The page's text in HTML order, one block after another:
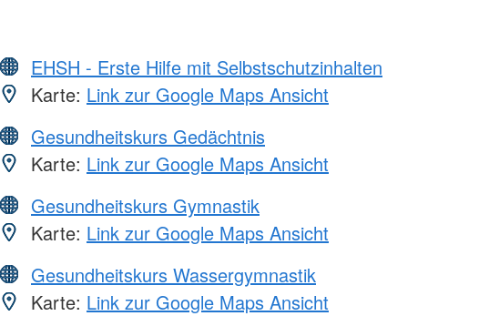
EHSH - Erste Hilfe mit Selbstschutzinhalten
Karte: Link zur Google Maps Ansicht
Gesundheitskurs Gedächtnis
Karte: Link zur Google Maps Ansicht
Gesundheitskurs Gymnastik
Karte: Link zur Google Maps Ansicht
Gesundheitskurs Wassergymnastik
Karte: Link zur Google Maps Ansicht